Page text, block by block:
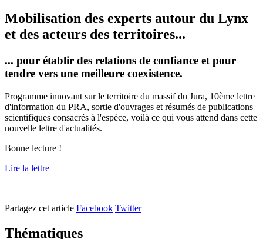
Mobilisation des experts autour du Lynx
et des acteurs des territoires...
... pour établir des relations de confiance et pour
tendre vers une meilleure coexistence.
Programme innovant sur le territoire du massif du Jura, 10ème lettre
d'information du PRA, sortie d'ouvrages et résumés de publications
scientifiques consacrés à l'espèce, voilà ce qui vous attend dans cette
nouvelle lettre d'actualités.
Bonne lecture !
Lire la lettre
Partagez cet article Facebook Twitter
Thématiques